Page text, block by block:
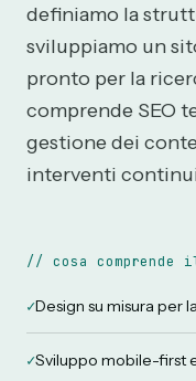
definiamo la
sviluppiamo un
pronto per la
comprende SEO
gestione dei
interventi
// cosa comprende
✓Design su misura per
✓Sviluppo mobile-first